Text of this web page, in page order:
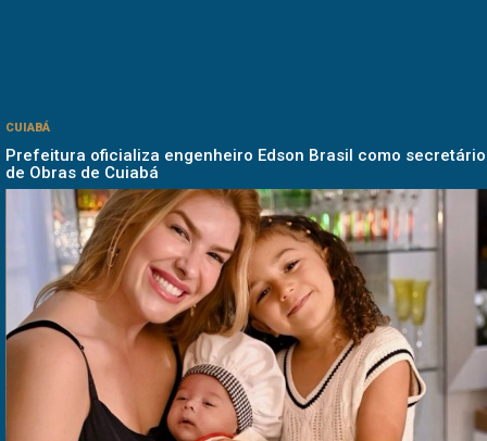
CUIABÁ
Prefeitura oficializa engenheiro Edson Brasil como secretário
de Obras de Cuiabá